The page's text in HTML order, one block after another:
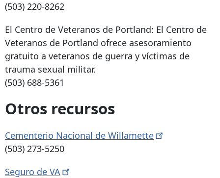
(503) 220-8262
El Centro de Veteranos de Portland: El Centro de
Veteranos de Portland ofrece asesoramiento
gratuito a veteranos de guerra y víctimas de
trauma sexual militar.
(503) 688-5361
Otros recursos
Cementerio Nacional de Willamette
(503) 273-5250
Seguro de VA